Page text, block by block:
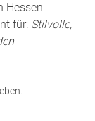
Hessen
für: Stilvolle,